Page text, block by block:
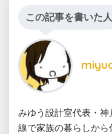
この記事を書いた人
みゆう設計室代表・神
線で家族の暮らしか